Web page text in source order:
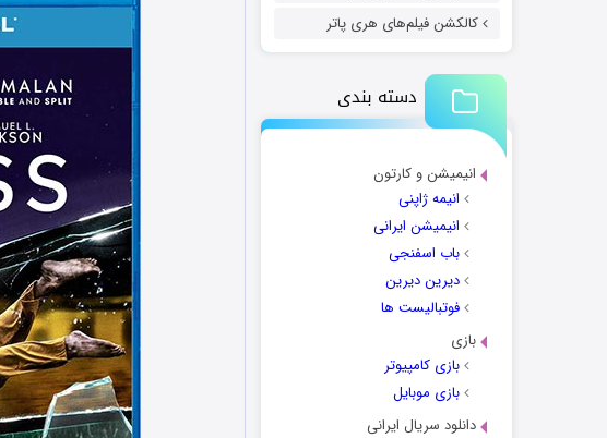
کالکشن فیلم‌های هری پاتر
دسته بندی
انیمیشن و کارتون
انیمه ژاپنی
انیمیشن ایرانی
باب اسفنجی
دیرین دیرین
فوتبالیست ها
بازی
بازی کامپیوتر
بازی موبایل
دانلود سریال ایرانی